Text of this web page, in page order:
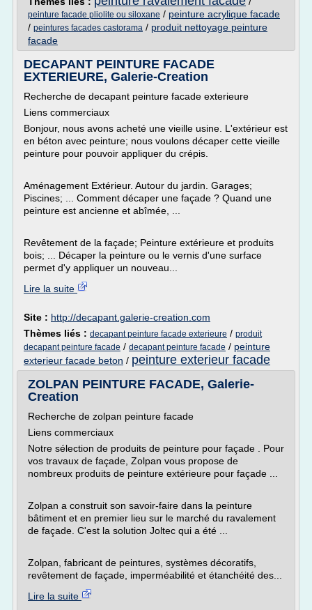
peinture facade pliolite ou siloxane / peinture acrylique facade
/ peintures facades castorama / produit nettoyage peinture
facade
DECAPANT PEINTURE FACADE
EXTERIEURE, Galerie-Creation
Recherche de decapant peinture facade exterieure
Liens commerciaux
Bonjour, nous avons acheté une vieille usine. L'extérieur est
en béton avec peinture; nous voulons décaper cette vieille
peinture pour pouvoir appliquer du crépis.
Aménagement Extérieur. Autour du jardin. Garages;
Piscines; ... Comment décaper une façade ? Quand une
peinture est ancienne et abîmée, ...
Revêtement de la façade; Peinture extérieure et produits
bois; ... Décaper la peinture ou le vernis d'une surface
permet d'y appliquer un nouveau...
Lire la suite
Site : http://decapant.galerie-creation.com
Thèmes liés : decapant peinture facade exterieure / produit
decapant peinture facade / decapant peinture facade / peinture
exterieur facade beton / peinture exterieur facade
ZOLPAN PEINTURE FACADE, Galerie-
Creation
Recherche de zolpan peinture facade
Liens commerciaux
Notre sélection de produits de peinture pour façade . Pour
vos travaux de façade, Zolpan vous propose de
nombreux produits de peinture extérieure pour façade ...
Zolpan a construit son savoir-faire dans la peinture
bâtiment et en premier lieu sur le marché du ravalement
de façade. C'est la solution Joltec qui a été ...
Zolpan, fabricant de peintures, systèmes décoratifs,
revêtement de façade, imperméabilité et étanchéité des...
Lire la suite